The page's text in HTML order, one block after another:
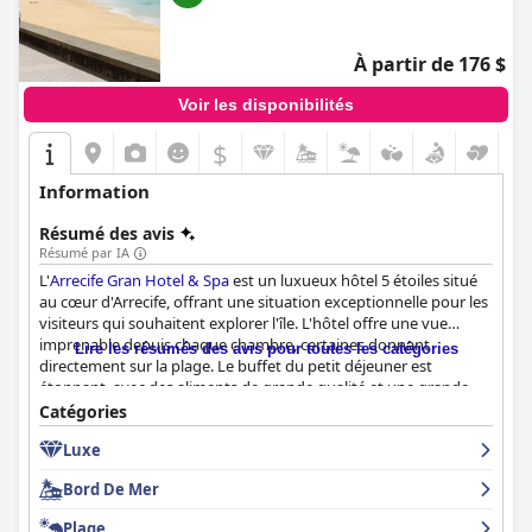
À partir de 176 $
Voir les disponibilités
$
Information
Résumé des avis
Résumé par IA
L'Arrecife Gran Hotel & Spaest un luxueux hôtel 5 étoiles situé
au cœur d'Arrecife, offrant une situation exceptionnelle pour les
visiteurs qui souhaitent explorer l'île. L'hôtel offre une vue
imprenable depuis chaque chambre, certaines donnant
directement sur la plage. Le buffet du petit déjeuner est
étonnant, avec des aliments de grande qualité et une grande
variété d'options. L'expérience gastronomique est
généralement positive, avec des expériences remarquables au
restaurant du rez-de-chaussée et au restaurant panoramique
bien que certaines puissent bénéficier de rénovations mineures.
Le personnel est amical, serviable et professionnel, ce qui rend le
Lire les résumés des avis pour toutes les catégories
Catégories
Luxe
Bord De Mer